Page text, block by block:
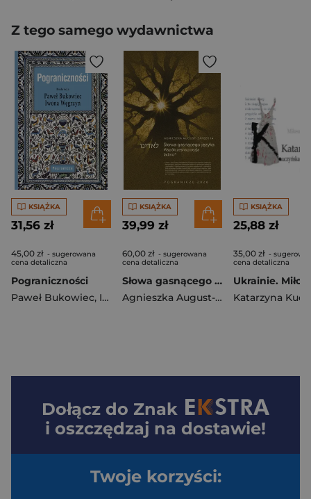
Z tego samego wydawnictwa
KSIĄŻKA
31,56 zł
45,00 zł - sugerowana
cena detaliczna
Pograniczności
Paweł Bukowiec, Iwona Węgrzyn
KSIĄŻKA
39,99 zł
60,00 zł - sugerowana
cena detaliczna
Słowa gasnącego języka
Agnieszka August-Zarębska
KSIĄŻKA
25,88 zł
35,00 zł -
cena detaliczna
Dołącz do Znak
i oszczędzaj na dostawie!
Twoje korzyści: